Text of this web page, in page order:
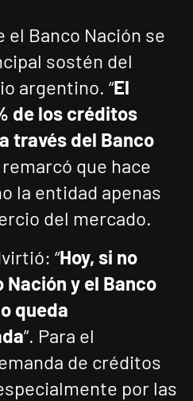
el Banco Nación se
sostén del
argentino. “El
de los créditos
través del Banco
remarcó que hace
la entidad apenas
del mercado.
“Hoy, si no
y el Banco
queda
”. Para el
de créditos
por las